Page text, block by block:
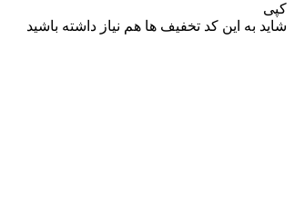
کپی
شاید به این کد تخفیف ها هم نیاز داشته باشید